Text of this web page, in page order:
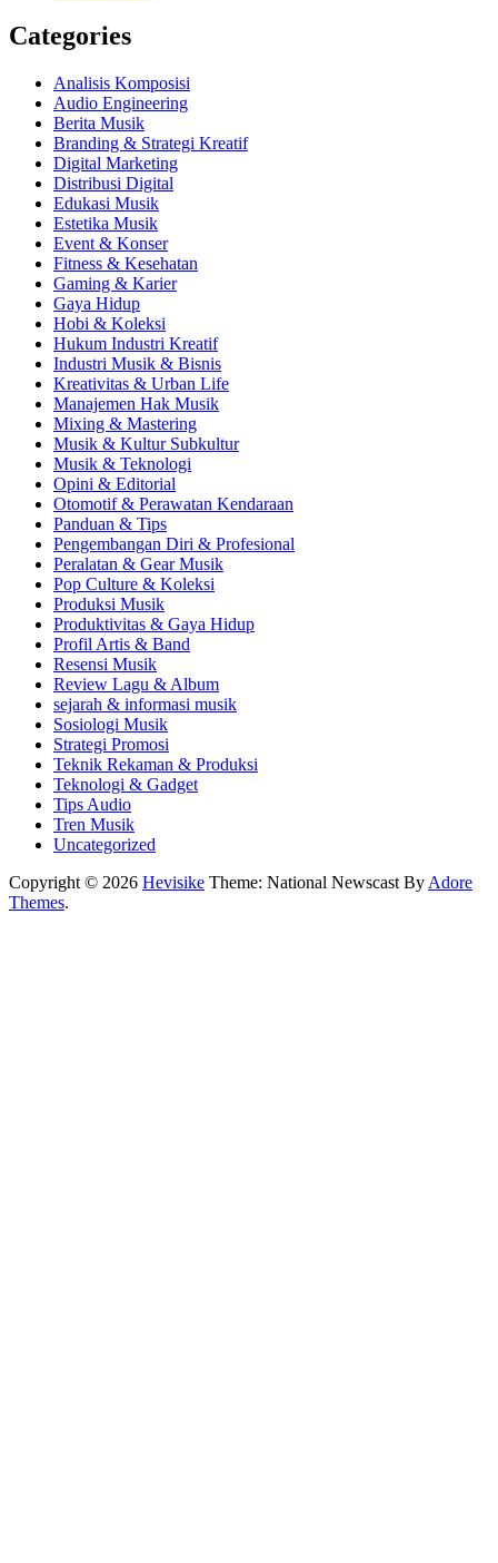
Categories
Analisis Komposisi
Audio Engineering
Berita Musik
Branding & Strategi Kreatif
Digital Marketing
Distribusi Digital
Edukasi Musik
Estetika Musik
Event & Konser
Fitness & Kesehatan
Gaming & Karier
Gaya Hidup
Hobi & Koleksi
Hukum Industri Kreatif
Industri Musik & Bisnis
Kreativitas & Urban Life
Manajemen Hak Musik
Mixing & Mastering
Musik & Kultur Subkultur
Musik & Teknologi
Opini & Editorial
Otomotif & Perawatan Kendaraan
Panduan & Tips
Pengembangan Diri & Profesional
Peralatan & Gear Musik
Pop Culture & Koleksi
Produksi Musik
Produktivitas & Gaya Hidup
Profil Artis & Band
Resensi Musik
Review Lagu & Album
sejarah & informasi musik
Sosiologi Musik
Strategi Promosi
Teknik Rekaman & Produksi
Teknologi & Gadget
Tips Audio
Tren Musik
Uncategorized
Copyright © 2026 Hevisike Theme: National Newscast By Adore
Themes.